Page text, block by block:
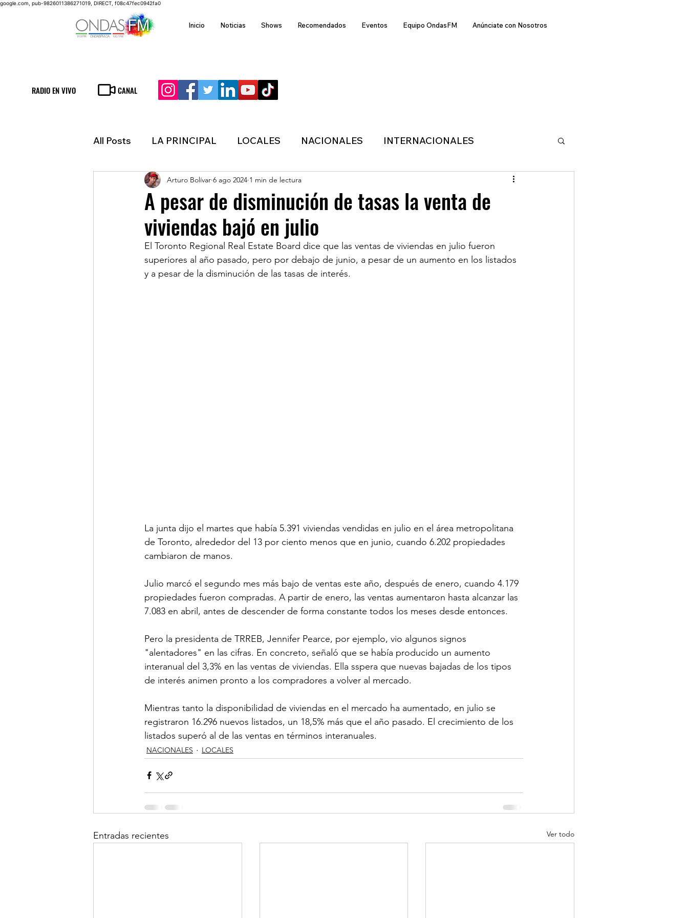
google.com, pub-9826011386271019, DIRECT, f08c47fec0942fa0
Inicio Noticias Shows Recomendados Eventos Equipo OndasFM Anúnciate con Nosotros
RADIO EN VIVO CANAL
All Posts LA PRINCIPAL LOCALES NACIONALES INTERNACIONALES
ESPECTACULOS FINANZAS ECONÓMICA TECNOLOGIA
LATINOAMERICA INMIGRACION POLÍTICA
LINKS DE INTERES RECOMENDADO DE LA SEMANA REDES 20 MINUTOS
A pesar de disminución de tasas la venta de
viviendas bajó en julio
Arturo Bolívar 6 ago 2024 1 min de lectura
El Toronto Regional Real Estate Board dice que las ventas de viviendas en julio fueron
superiores al año pasado, pero por debajo de junio, a pesar de un aumento en los listados
y a pesar de la disminución de las tasas de interés.
La junta dijo el martes que había 5.391 viviendas vendidas en julio en el área metropolitana
de Toronto, alrededor del 13 por ciento menos que en junio, cuando 6.202 propiedades
cambiaron de manos.
Julio marcó el segundo mes más bajo de ventas este año, después de enero, cuando 4.179
propiedades fueron compradas. A partir de enero, las ventas aumentaron hasta alcanzar las
7.083 en abril, antes de descender de forma constante todos los meses desde entonces.
Pero la presidenta de TRREB, Jennifer Pearce, por ejemplo, vio algunos signos
"alentadores" en las cifras. En concreto, señaló que se había producido un aumento
interanual del 3,3% en las ventas de viviendas. Ella sspera que nuevas bajadas de los tipos
de interés animen pronto a los compradores a volver al mercado.
Mientras tanto la disponibilidad de viviendas en el mercado ha aumentado, en julio se
registraron 16.296 nuevos listados, un 18,5% más que el año pasado. El crecimiento de los
listados superó al de las ventas en términos interanuales.
NACIONALES LOCALES
Entradas recientes Ver todo